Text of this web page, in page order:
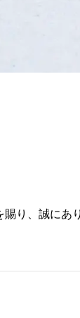
り、誠にあ